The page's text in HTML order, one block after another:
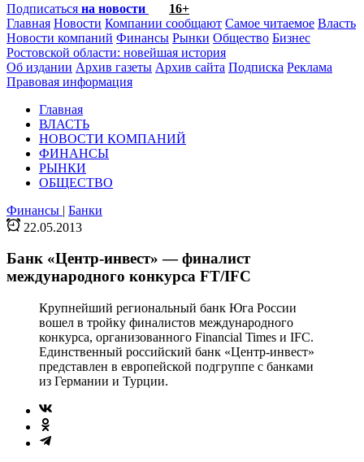
Подписаться на новости
16+
Главная Новости Компании сообщают Самое читаемое Власть
Новости компаний Финансы Рынки Общество Бизнес
Ростовской области: новейшая история
Об издании Архив газеты Архив сайта Подписка Реклама
Правовая информация
Главная
ВЛАСТЬ
НОВОСТИ КОМПАНИЙ
ФИНАНСЫ
РЫНКИ
ОБЩЕСТВО
Финансы | Банки
22.05.2013
Банк «Центр-инвест» — финалист
международного конкурса FT/IFC
Крупнейший региональный банк Юга России
вошел в тройку финалистов международного
конкурса, организованного Financial Times и IFC.
Единственный российский банк «Центр-инвест»
представлен в европейской подгруппе с банками
из Германии и Турции.